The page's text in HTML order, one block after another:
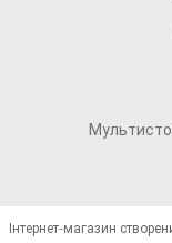
Інтернет-магазин